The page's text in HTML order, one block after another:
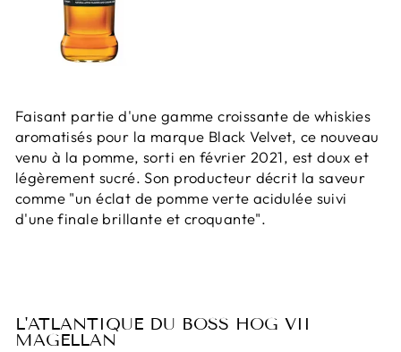
Faisant partie d'une gamme croissante de whiskies
aromatisés pour la marque Black Velvet, ce nouveau
venu à la pomme, sorti en février 2021, est doux et
légèrement sucré. Son producteur décrit la saveur
comme "un éclat de pomme verte acidulée suivi
d'une finale brillante et croquante".
L'ATLANTIQUE DU BOSS HOG VII
MAGELLAN